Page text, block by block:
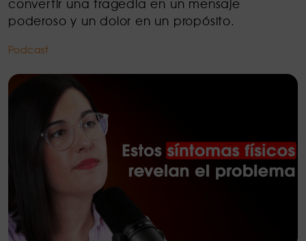
poderoso y un dolor en un propósito.
Podcast